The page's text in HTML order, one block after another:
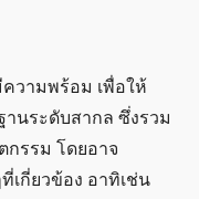
วามพร้อม เพื่อให้
นระดับสากล ซึ่งรวม
รรม โดยอาจ
เกี่ยวข้อง อาทิเช่น